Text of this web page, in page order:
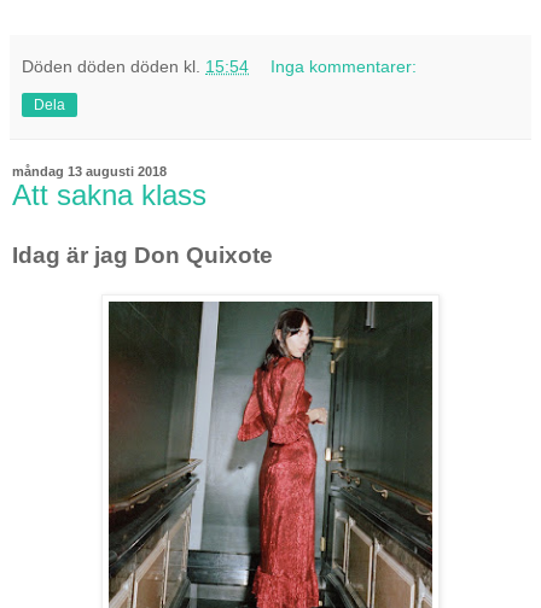
Döden döden döden kl. 15:54 Inga kommentarer:
Dela
måndag 13 augusti 2018
Att sakna klass
Idag är jag Don Quixote